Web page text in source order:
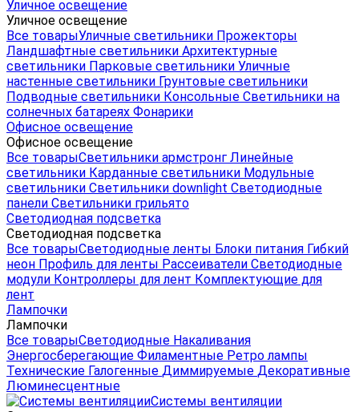
Уличное освещение
Уличное освещение
Все товарыУличные светильники Прожекторы
Ландшафтные светильники Архитектурные
светильники Парковые светильники Уличные
настенные светильники Грунтовые светильники
Подводные светильники Консольные Светильники на
солнечных батареях Фонарики
Офисное освещение
Офисное освещение
Все товарыСветильники армстронг Линейные
светильники Карданные светильники Модульные
светильники Светильники downlight Светодиодные
панели Светильники грильято
Светодиодная подсветка
Светодиодная подсветка
Все товарыСветодиодные ленты Блоки питания Гибкий
неон Профиль для ленты Рассеиватели Светодиодные
модули Контроллеры для лент Комплектующие для
лент
Лампочки
Лампочки
Все товарыСветодиодные Накаливания
Энергосберегающие Филаментные Ретро лампы
Технические Галогенные Диммируемые Декоративные
Люминесцентные
Системы вентиляции